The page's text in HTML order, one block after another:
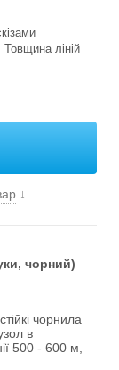
ліній
↓
чорний)
чорнила
в
500 - 600 м,